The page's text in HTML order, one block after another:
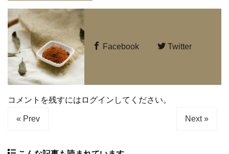
Facebook Twitter
コメントを残すにはログインしてください。
« Prev Next »